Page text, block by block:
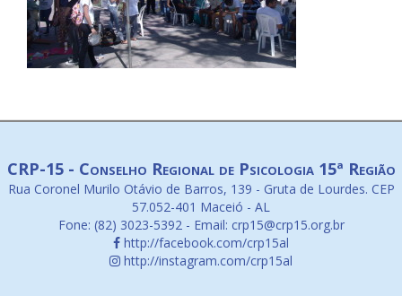
CRP-15 - Conselho Regional de Psicologia 15ª Região
Rua Coronel Murilo Otávio de Barros, 139 - Gruta de Lourdes. CEP
57.052-401 Maceió - AL
Fone: (82) 3023-5392 - Email: crp15@crp15.org.br
http://facebook.com/crp15al
http://instagram.com/crp15al